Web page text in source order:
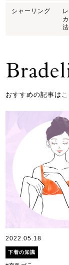
シャーリング
法
おすすめの記事はこ
2022.05.18
下着の知識